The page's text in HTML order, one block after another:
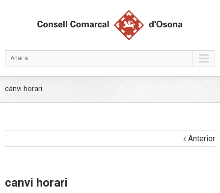
Anar a
canvi horari
Anterior
canvi horari